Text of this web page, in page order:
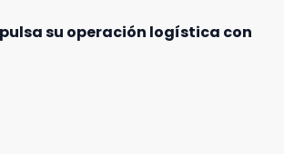
su operación logística con